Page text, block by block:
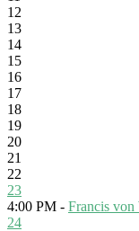
12
13
14
15
16
17
18
19
20
21
22
23
4:00 PM - Francis von
24